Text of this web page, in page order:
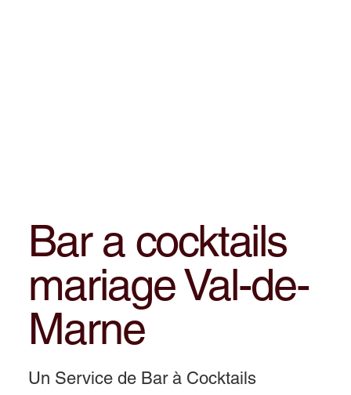
Bar a cocktails
mariage Val-de-
Marne
Un Service de Bar à Cocktails